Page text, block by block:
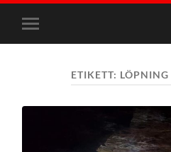
Slå
på/av
ETIKETT: LÖPNING